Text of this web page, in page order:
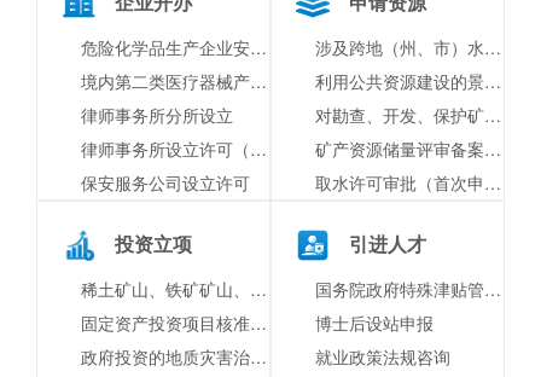
危险化学品生产企业安全生产许可（变更主要负责人、企业名称、注册地址申请）
境内第二类医疗器械产品变更注册
律师事务所分所设立
律师事务所设立许可（合伙所）
保安服务公司设立许可
涉及跨地（州、市）水资源配置调整的项目及大中型水库项目核准
利用公共资源建设的景区门票价格及景区内交通运输服务价格
对勘查、开发、保护矿产资源和进行科学技术研究的奖励
矿产资源储量评审备案（原名称：矿产资源储量评审备案与储量登记核准）
取水许可审批（首次申请）
投资立项
稀土矿山、铁矿矿山、有色矿山企业投资项目核准及稀土冶炼分离、稀土深加工企业投资项目核准
固定资产投资项目核准（含国发〔2016〕72号文件规定的外商投资项目）（权限内企业技术改造投资项目）
政府投资的地质灾害治理工程竣工验收
引进人才
国务院政府特殊津贴管理发放
博士后设站申报
就业政策法规咨询